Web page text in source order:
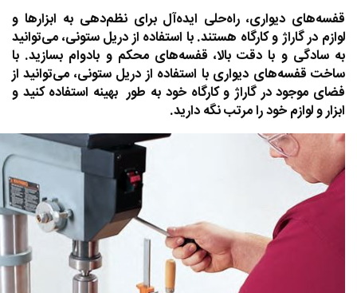
قفسه‌های دیواری، راه‌حلی ایده‌آل برای نظم‌دهی به ابزارها و
لوازم در گاراژ و کارگاه هستند. با استفاده از دریل ستونی، می‌توانید
به سادگی و با دقت بالا، قفسه‌های محکم و بادوام بسازید. با
ساخت قفسه‌های دیواری با استفاده از دریل ستونی، می‌توانید از
فضای موجود در گاراژ و کارگاه خود به طور بهینه استفاده کنید و
ابزار و لوازم خود را مرتب نگه دارید.